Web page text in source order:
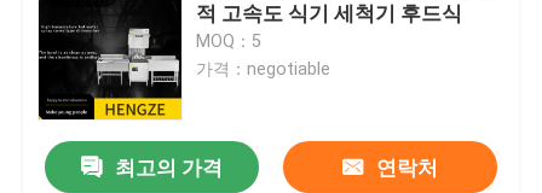
홈
적 고속도 식기 세척기 후드식
MOQ：5
가격：negotiable
최고의 가격 연락처